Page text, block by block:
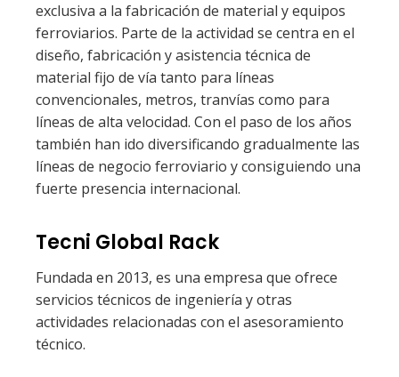
exclusiva a la fabricación de material y equipos
ferroviarios. Parte de la actividad se centra en el
diseño, fabricación y asistencia técnica de
material fijo de vía tanto para líneas
convencionales, metros, tranvías como para
líneas de alta velocidad. Con el paso de los años
también han ido diversificando gradualmente las
líneas de negocio ferroviario y consiguiendo una
fuerte presencia internacional.
Tecni Global Rack
Fundada en 2013, es una empresa que ofrece
servicios técnicos de ingeniería y otras
actividades relacionadas con el asesoramiento
técnico.